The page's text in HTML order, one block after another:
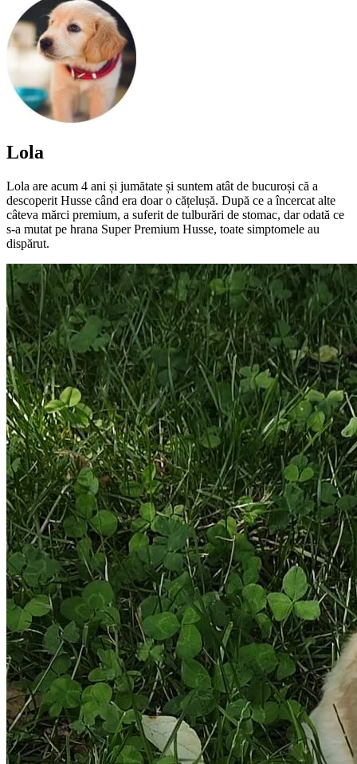
Lola
Lola are acum 4 ani și jumătate și suntem atât de bucuroși că a
descoperit Husse când era doar o cățelușă. După ce a încercat alte
câteva mărci premium, a suferit de tulburări de stomac, dar odată ce
s-a mutat pe hrana Super Premium Husse, toate simptomele au
dispărut.